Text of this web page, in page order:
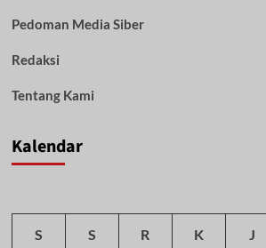
Pedoman Media Siber
Redaksi
Tentang Kami
Kalendar
S S R K J